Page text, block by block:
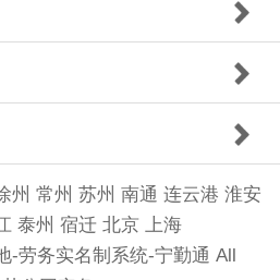
州 常州 苏州 南通 连云港 淮安
泰州 宿迁 北京 上海
劳务实名制系统-宁勤通 All